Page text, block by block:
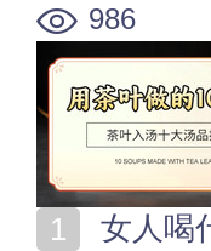
986